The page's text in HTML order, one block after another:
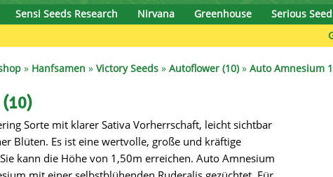
Seeds
Passion
Seeds
Seeds
Kannabia
krauTHCollective
La Semilla Automatica
Ripper Seeds
Samsara Seeds
Seedsman
Sensi Seeds Research Nirvana Greenhouse Serious
» Hanfsamen » Victory Seeds » Autoflower (10)» Auto Amnesium
Sorte mit klarer Sativa Vorherrschaft, leicht sichtbar
Blüten. Es ist eine wertvolle, große und kräftige
kann die Höhe von 1,50m erreichen. Auto Amnesium